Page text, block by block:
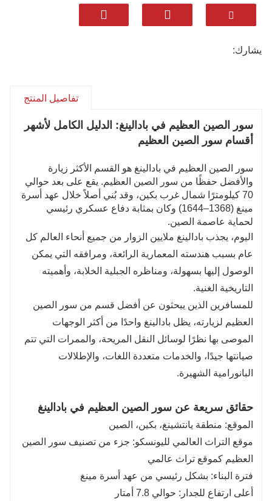
استمتع بالمناظر البانورامية الخلابة بينما يتعرج السور
العظيم عبر تلال جبلية دراماتيكية، مما يخلق بعضًا من أكثر
فرص التصوير التي لا تُنسى في الصين.
سافر بسهولة بفضل المرافق الملائمة للزوار، بما في ذلك
عهد مينغ وصنع طوب السور العظيم التقليدي إلى الاستماع
إلى قصص رائعة تحت النجوم.
أكثر من مجرد نصب تذكاري تاريخي، سور الصين العظيم هو
رمز قوي للإصرار البشري والتراث الثقافي والتميز
المعماري — تجربة لا تتكرر في العمر تستحق أن تكون على
قائمة كل مسافر إلى الصين.
يشارك:
تفاصيل المنتج
سور الصين العظيم في بادالينغ: الدليل الكامل لأشهر
أقسام سور الصين العظيم
سور الصين العظيم في بادالينغ هو القسم الأكثر زيارة
والأفضل حفظًا من سور الصين العظيم. يقع على بعد حوالي
70 كيلومترًا شمال غرب بكين، وقد بُني أصلاً خلال عهد أسرة
مينغ (1368–1644) وكان بمثابة دفاع عسكري رئيسي
لحماية عاصمة الصين.
اليوم، يجذب بادالينغ ملايين الزوار من جميع أنحاء العالم كل
عام بسبب هندسته المعمارية الرائعة، ومرافقه التي يمكن
الوصول إليها بسهولة، ومناظره الجبلية الخلابة، وأهميته
التاريخية الغنية.
للمسافرين الذين يبحثون عن أفضل قسم من سور الصين
العظيم لزيارته، يظل بادالينغ واحدًا من أكثر الوجهات
الموصى بها نظرًا لوسائل النقل المريحة، والممرات التي تتم
صيانتها جيدًا، والخدمات متعددة اللغات، والإطلالات
البانورامية الشهيرة.
حقائق سريعة عن سور الصين العظيم في بادالينغ
الموقع: منطقة يانتشينغ، بكين، الصين
موقع التراث العالمي لليونسكو: جزء من تصنيف سور الصين
العظيم كموقع تراث عالمي
فترة البناء: بشكل رئيسي من عهد أسرة مينغ
أعلى ارتفاع للجدار: حوالي 7.8 أمتار